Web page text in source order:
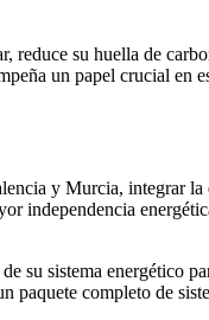
reduce su huella de
un papel crucial
y Murcia, integrar
independencia
su sistema energético
paquete completo de